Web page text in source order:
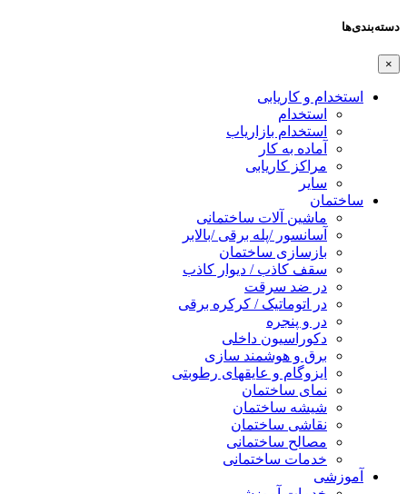
دسته‌بندی‌ها
×
استخدام و کاریابی
استخدام
استخدام بازاریاب
آماده به کار
مراکز کاریابی
سایر
ساختمان
ماشین آلات ساختمانی
آسانسور /پله برقی /بالابر
بازسازی ساختمان
سقف کاذب / دیوار کاذب
در ضد سرقت
در اتوماتیک / کرکره برقی
در و پنجره
دکوراسیون داخلی
برق و هوشمند سازی
ایزوگام و عایقهای رطوبتی
نمای ساختمان
شیشه ساختمان
نقاشی ساختمان
مصالح ساختمانی
خدمات ساختمانی
آموزشی